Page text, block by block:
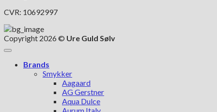
CVR: 10692997
Copyright 2026 © Ure Guld Sølv
Brands
Smykker
Aagaard
AG Gerstner
Aqua Dulce